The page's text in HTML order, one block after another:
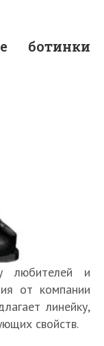
ботинки
любителей и
от компании
линейку,
свойств.